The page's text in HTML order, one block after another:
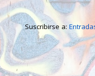
Suscribirse a: